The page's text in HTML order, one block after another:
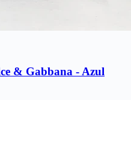
& Gabbana - Azul